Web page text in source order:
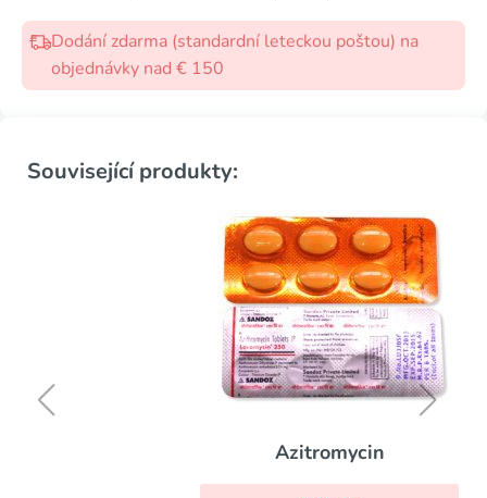
Dodání zdarma (standardní leteckou poštou) na
objednávky nad € 150
Související produkty:
Azitromycin